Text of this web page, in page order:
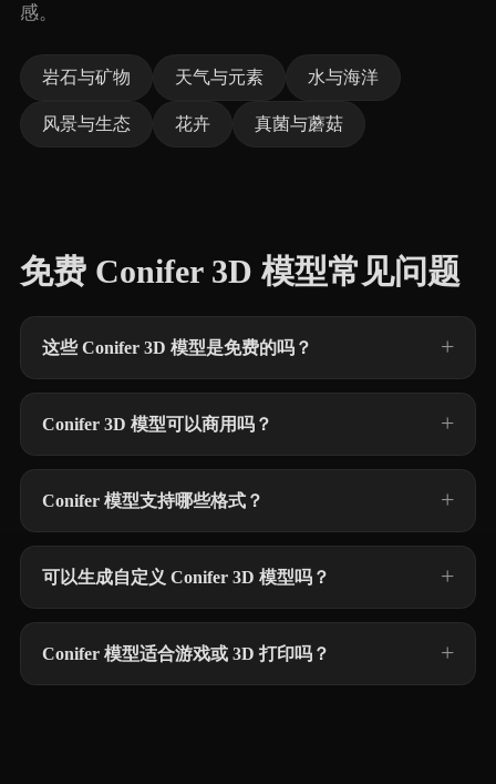
感。
岩石与矿物 天气与元素 水与海洋
风景与生态 花卉 真菌与蘑菇
免费 Conifer 3D 模型常见问题
这些 Conifer 3D 模型是免费的吗？
Conifer 3D 模型可以商用吗？
Conifer 模型支持哪些格式？
可以生成自定义 Conifer 3D 模型吗？
Conifer 模型适合游戏或 3D 打印吗？